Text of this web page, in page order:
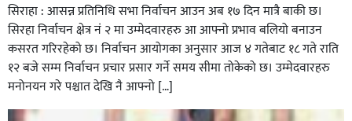
सिराहा : आसन्न प्रतिनिधि सभा निर्वाचन आउन अब १७ दिन मात्रै बाकी छ।
सिरहा निर्वाचन क्षेत्र नं २ मा उम्मेदवारहरु आ आफ्नो प्रभाव बलियो बनाउन
कसरत गरिरहेको छ। निर्वाचन आयोगका अनुसार आज ४ गतेबाट १८ गते राति
१२ बजे सम्म निर्वाचन प्रचार प्रसार गर्ने समय सीमा तोकेको छ। उम्मेदवारहरु
मनोनयन गरे पश्चात देखि नै आफ्नो […]